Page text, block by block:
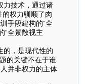
力技术，通过诸
权力驯顺了肉
手段建构的“全
“全景敞视主
的，是现代性的
的关键不在于谁
并非权力的主体